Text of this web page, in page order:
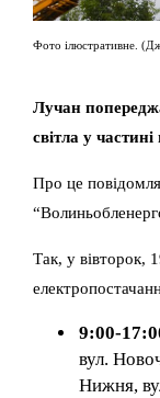
Фото ілюстративне.
Лучан
світла у частині
Про це
Так, у вівторок,
9:00-
вул.
Нижня,